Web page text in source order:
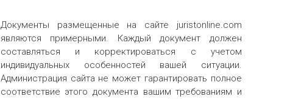
Документы размещенные на сайте juristonline.com
являются примерными. Каждый документ должен
составляться и корректироваться с учетом
индивидуальных особенностей вашей ситуации.
Администрация сайта не может гарантировать полное
соответствие этого документа вашим требованиям и